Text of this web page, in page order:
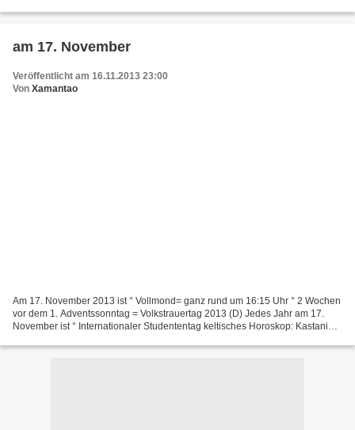
am 17. November
Veröffentlicht am 16.11.2013 23:00
Von Xamantao
Am 17. November 2013 ist ° Vollmond= ganz rund um 16:15 Uhr ° 2 Wochen
vor dem 1. Adventssonntag = Volkstrauertag 2013 (D) Jedes Jahr am 17.
November ist ° Internationaler Studententag keltisches Horoskop: Kastanie